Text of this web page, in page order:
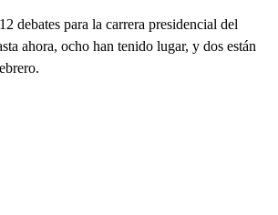
debates para la carrera presidencial del
ahora, ocho han tenido lugar, y dos están